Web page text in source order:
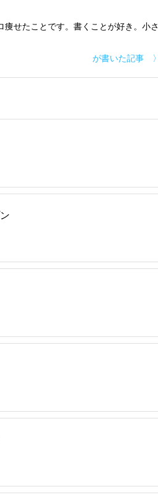
せたことです。書くことが好き。小さ
が書いた記事 〉